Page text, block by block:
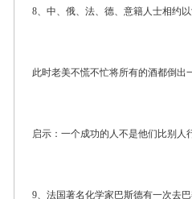
8、中、俄、法、德、意籍人士相约
此时老美不慌不忙将所有的酒都倒出
启示：一个成功的人不是他们比别人
9、法国著名化学家巴斯德有一次去